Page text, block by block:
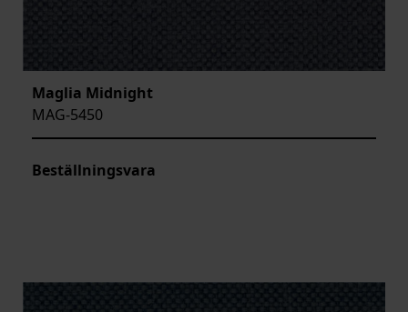
Maglia Midnight
MAG-5450
Beställningsvara